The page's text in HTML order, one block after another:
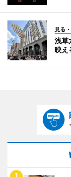
見る
浅草
映え